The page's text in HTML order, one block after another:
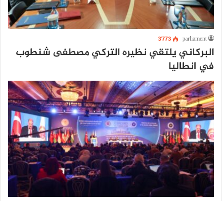
parliament 3٬773
البركاني يلتقي نظيره التركي مصطفى شنطوب
في انطاليا